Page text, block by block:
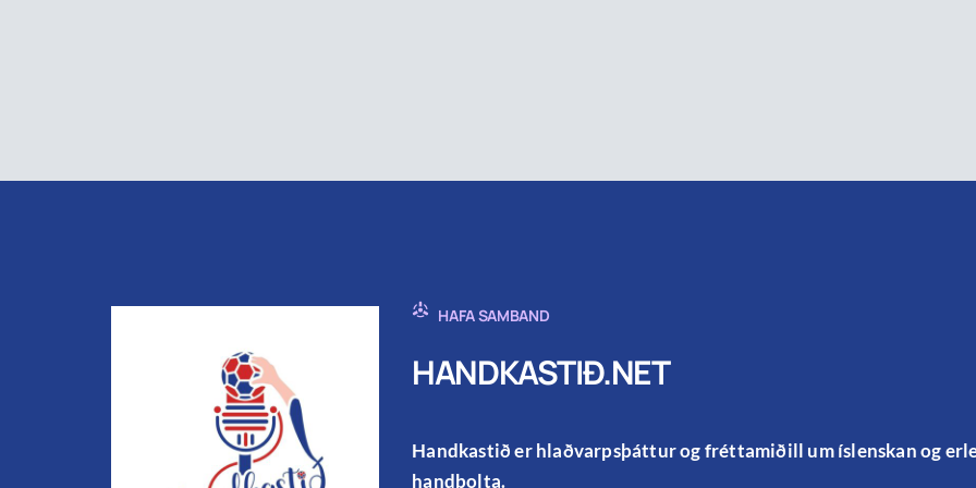
HAFA SAMBAND
HANDKASTIÐ.NET
Handkastið er hlaðvarpsþáttur og fréttamiðill um íslenskan og
handbolta.